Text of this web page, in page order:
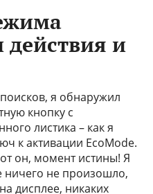
действия и
я обнаружил
кнопку с
листика – как я
к активации EcoMode.
он, момент истины! Я
ничего не произошло,
дисплее, никаких